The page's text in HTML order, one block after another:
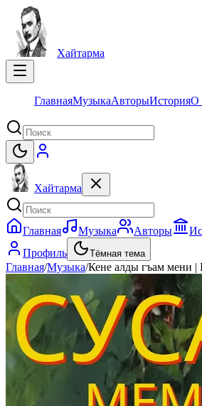
Хайтарма
ГлавнаяМузыкаАвторыИсторияО
Хайтарма
Главная Музыка Авторы
Профиль
Тёмная тема
Главная/Музыка/Кене алды гъам мени |